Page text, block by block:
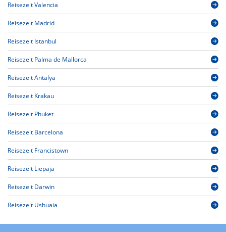
Reisezeit Valencia
Reisezeit Madrid
Reisezeit Istanbul
Reisezeit Palma de Mallorca
Reisezeit Antalya
Reisezeit Krakau
Reisezeit Phuket
Reisezeit Barcelona
Reisezeit Francistown
Reisezeit Liepaja
Reisezeit Darwin
Reisezeit Ushuaia